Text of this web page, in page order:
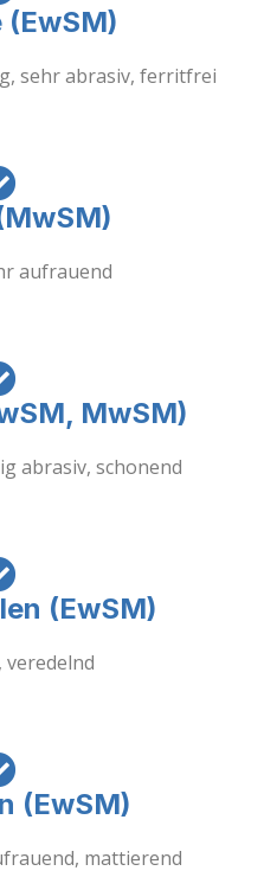
(EwSM)
sehr abrasiv, ferritfrei
aufrauend
MwSM)
abrasiv, schonend
(EwSM)
(EwSM)
mattierend